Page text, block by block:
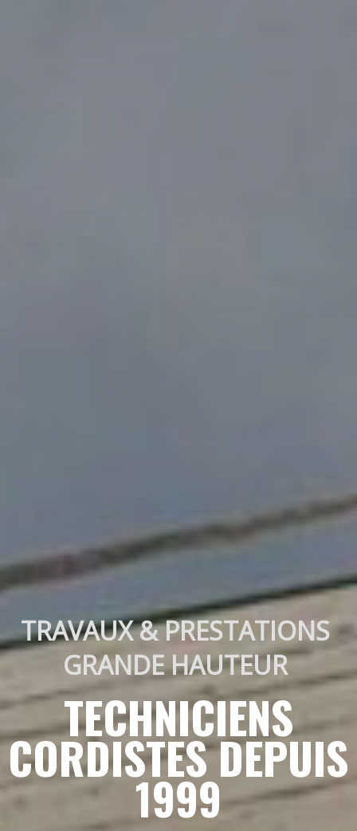
TRAVAUX & PRESTATIONS
GRANDE HAUTEUR
TECHNICIENS
CORDISTES DEPUIS
1999